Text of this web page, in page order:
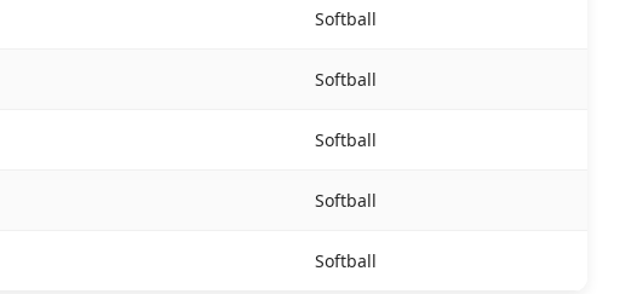
Softball
Softball
Softball
Softball
Softball